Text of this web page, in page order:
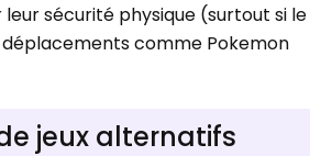
sécurité physique (surtout si le
déplacements comme Pokemon
jeux alternatifs